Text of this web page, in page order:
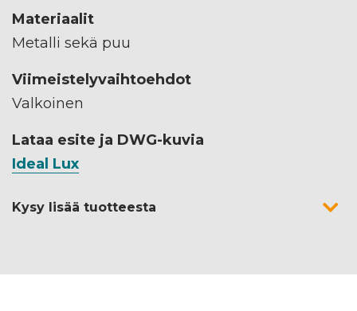
Materiaalit
Metalli sekä puu
Viimeistelyvaihtoehdot
Valkoinen
Lataa esite ja DWG-kuvia
Ideal Lux
Kysy lisää tuotteesta